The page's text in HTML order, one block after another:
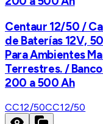
Centaur 12/50 /
de Baterías 12V,
Para Ambientes
Terrestres. /
200 a 500 Ah
CC12/50CC12/50